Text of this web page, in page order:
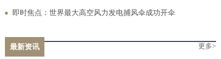
能乡村振兴新动能
即时焦点：世界最大高空风力发电捕风伞成功开伞
最新资讯 更多>